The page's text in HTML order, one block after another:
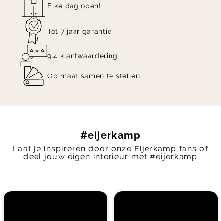
stoffen en leersoorten.
Ontdek het comfort van de Arco Close
eetkamerstoel in onze woonwinkels in Zutphen en
Veenendaal, of vraag vrijblijvend een offerte aan!
Elke dag open!
Tot 7 jaar garantie
9.4 klantwaardering
Op maat samen te stellen
#eijerkamp
Laat je inspireren door onze Eijerkamp fans of
deel jouw eigen interieur met #eijerkamp